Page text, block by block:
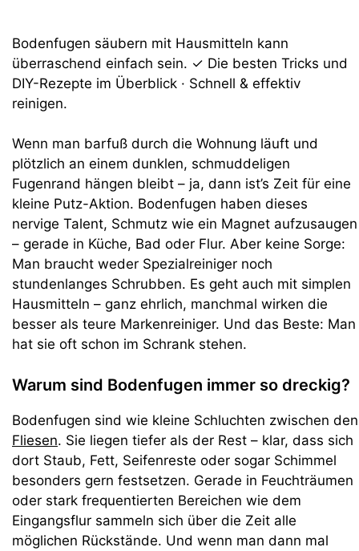
Bodenfugen säubern mit Hausmitteln kann
überraschend einfach sein. ✓ Die besten Tricks und
DIY-Rezepte im Überblick · Schnell & effektiv
reinigen.
Wenn man barfuß durch die Wohnung läuft und
plötzlich an einem dunklen, schmuddeligen
Fugenrand hängen bleibt – ja, dann ist’s Zeit für eine
kleine Putz-Aktion. Bodenfugen haben dieses
nervige Talent, Schmutz wie ein Magnet aufzusaugen
– gerade in Küche, Bad oder Flur. Aber keine Sorge:
Man braucht weder Spezialreiniger noch
stundenlanges Schrubben. Es geht auch mit simplen
Hausmitteln – ganz ehrlich, manchmal wirken die
besser als teure Markenreiniger. Und das Beste: Man
hat sie oft schon im Schrank stehen.
Warum sind Bodenfugen immer so dreckig?
Bodenfugen sind wie kleine Schluchten zwischen den
Fliesen. Sie liegen tiefer als der Rest – klar, dass sich
dort Staub, Fett, Seifenreste oder sogar Schimmel
besonders gern festsetzen. Gerade in Feuchträumen
oder stark frequentierten Bereichen wie dem
Eingangsflur sammeln sich über die Zeit alle
möglichen Rückstände. Und wenn man dann mal